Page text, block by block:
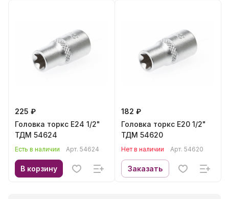
225 ₽
Головка торкс E24 1/2"
ТДМ 54624
Есть в наличии Арт. 54624
В корзину
182 ₽
Головка торкс E20 1/2"
ТДМ 54620
Нет в наличии Арт. 54620
Заказать